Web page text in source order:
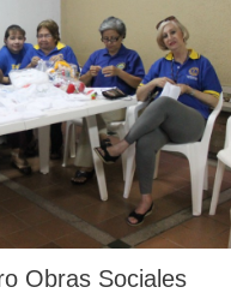
Obras Sociales